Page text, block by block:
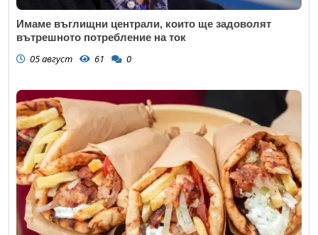
Имаме въглищни централи, които ще задоволят
вътрешното потребление на ток
05 август 61 0